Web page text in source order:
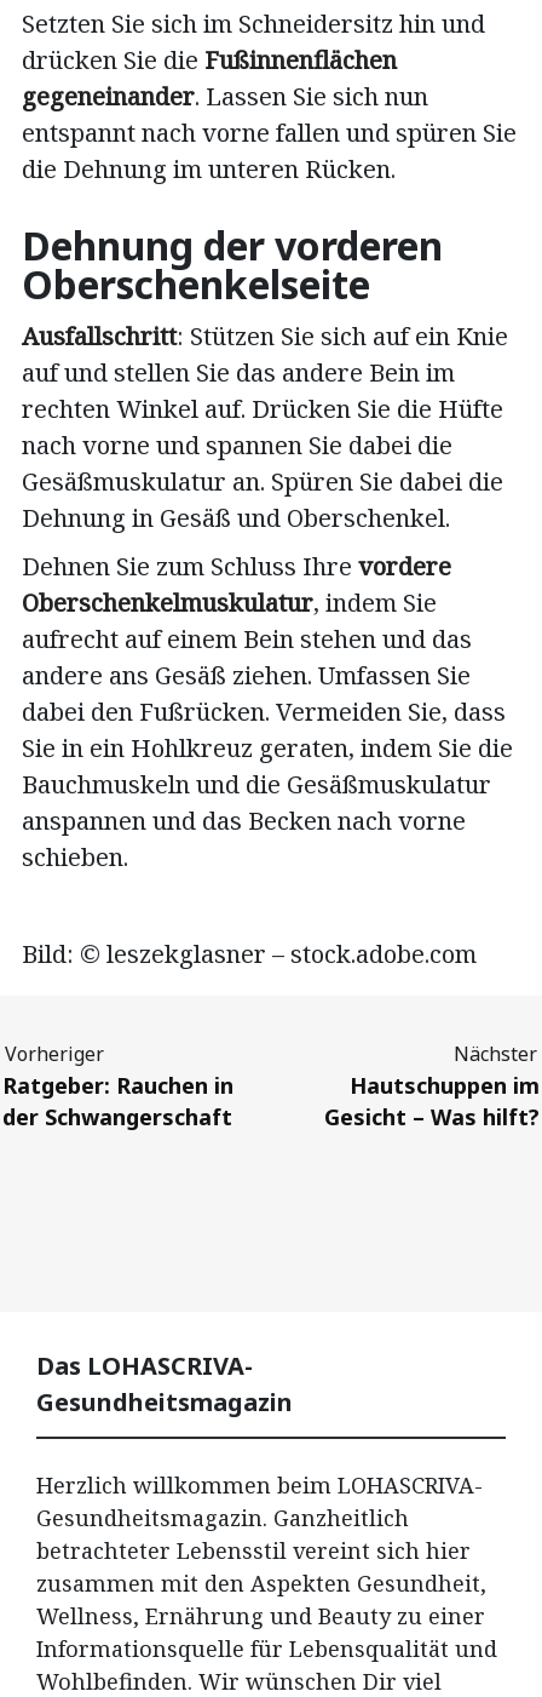
Setzten Sie sich im Schneidersitz hin und
drücken Sie die Fußinnenflächen
gegeneinander. Lassen Sie sich nun
entspannt nach vorne fallen und spüren Sie
die Dehnung im unteren Rücken.
Dehnung der vorderen
Oberschenkelseite
Ausfallschritt: Stützen Sie sich auf ein Knie
auf und stellen Sie das andere Bein im
rechten Winkel auf. Drücken Sie die Hüfte
nach vorne und spannen Sie dabei die
Gesäßmuskulatur an. Spüren Sie dabei die
Dehnung in Gesäß und Oberschenkel.
Dehnen Sie zum Schluss Ihre vordere
Oberschenkelmuskulatur, indem Sie
aufrecht auf einem Bein stehen und das
andere ans Gesäß ziehen. Umfassen Sie
dabei den Fußrücken. Vermeiden Sie, dass
Sie in ein Hohlkreuz geraten, indem Sie die
Bauchmuskeln und die Gesäßmuskulatur
anspannen und das Becken nach vorne
schieben.
Bild: © leszekglasner – stock.adobe.com
Previous
Ratgeber: Rauchen in
der Schwangerschaft
Next
Hautschuppen im
Gesicht – Was hilft?
Das LOHASCRIVA-
Gesundheitsmagazin
Herzlich willkommen beim LOHASCRIVA-
Gesundheitsmagazin. Ganzheitlich
betrachteter Lebensstil vereint sich hier
zusammen mit den Aspekten Gesundheit,
Wellness, Ernährung und Beauty zu einer
Informationsquelle für Lebensqualität und
Wohlbefinden. Wir wünschen Dir viel